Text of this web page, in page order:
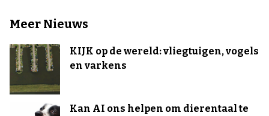
Meer Nieuws
KIJK op de wereld: vliegtuigen, vogels
en varkens
Kan AI ons helpen om dierentaal te